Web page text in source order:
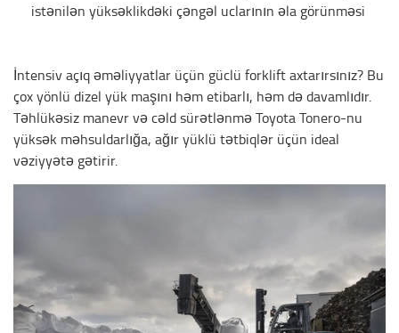
istənilən yüksəklikdəki çəngəl uclarının əla görünməsi
İntensiv açıq əməliyyatlar üçün güclü forklift axtarırsınız? Bu
çox yönlü dizel yük maşını həm etibarlı, həm də davamlıdır.
Təhlükəsiz manevr və cəld sürətlənmə Toyota Tonero-nu
yüksək məhsuldarlığa, ağır yüklü tətbiqlər üçün ideal
vəziyyətə gətirir.